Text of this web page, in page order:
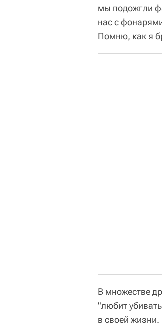
мы подожгли
нас с
Помню, как я
В множестве
"любит
в своей жизни.